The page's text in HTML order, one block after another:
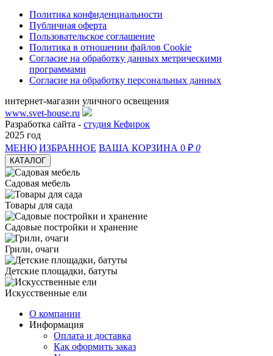
Политика конфиденциальности
Публичная оферта
Пользовательское соглашение
Политика в отношении файлов Cookie
Согласие на обработку данных метрическими
программами
Согласие на обработку персональных данных
интернет-магазин уличного освещения
www.svet-house.ru
Разработка сайта - студия Кефирок
2025 год
МЕНЮ ИЗБРАННОЕ ВАША КОРЗИНА 0 ₽ 0
КАТАЛОГ
Садовая мебель
Товары для сада
Садовые постройки и хранение
Грили, очаги
Детские площадки, батуты
Искусственные ели
О компании
Информация
Оплата и доставка
Как оформить заказ